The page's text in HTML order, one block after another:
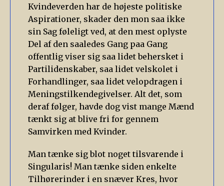
Kvindeverden har de højeste politiske
Aspirationer, skader den mon saa ikke
sin Sag føleligt ved, at den mest oplyste
Del af den saaledes Gang paa Gang
offentlig viser sig saa lidet behersket i
Partilidenskaber, saa lidet velskolet i
Forhandlinger, saa lidet velopdragen i
Meningstilkendegivelser. Alt det, som
deraf følger, havde dog vist mange Mænd
tænkt sig at blive fri for gennem
Samvirken med Kvinder.
Man tænke sig blot noget tilsvarende i
Singularis! Man tænke siden enkelte
Tilhørerinder i en snæver Kres, hvor